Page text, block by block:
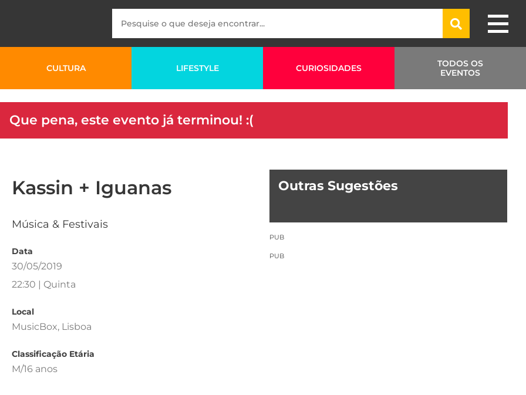
CULTURA LIFESTYLE CURIOSIDADES
TODOS OS
EVENTOS
Que pena, este evento já terminou! :(
Kassin + Iguanas
Música & Festivais
Data
30/05/2019
22:30 | Quinta
Local
MusicBox, Lisboa
Classificação Etária
M/16 anos
Outras Sugestões
PUB
PUB